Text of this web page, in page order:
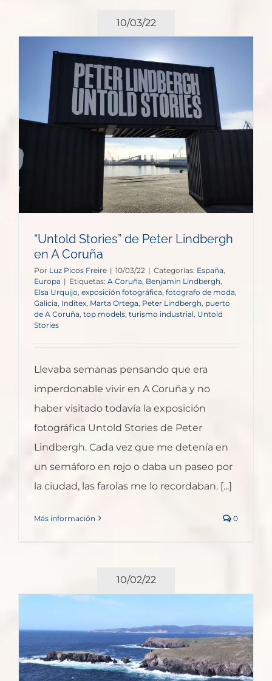
10/03/22
“Untold Stories” de Peter Lindbergh
en A Coruña
Por Luz Picos Freire | 10/03/22 | Categorías: España
Europa | Etiquetas: A Coruña Benjamin Lindbergh
Elsa Urquijo exposición fotográfica fotografo de moda,
Galicia Inditex Marta Ortega Peter Lindbergh puerto
de A Coruña top models turismo industrial Untold
Stories
Llevaba semanas pensando que era
imperdonable vivir en A Coruña y no
haber visitado todavía la exposición
fotográfica Untold Stories de Peter
Lindbergh. Cada vez que me detenía en
un semáforo en rojo o daba un paseo por
la ciudad, las farolas me lo recordaban. [...]
Más información 0
10/02/22